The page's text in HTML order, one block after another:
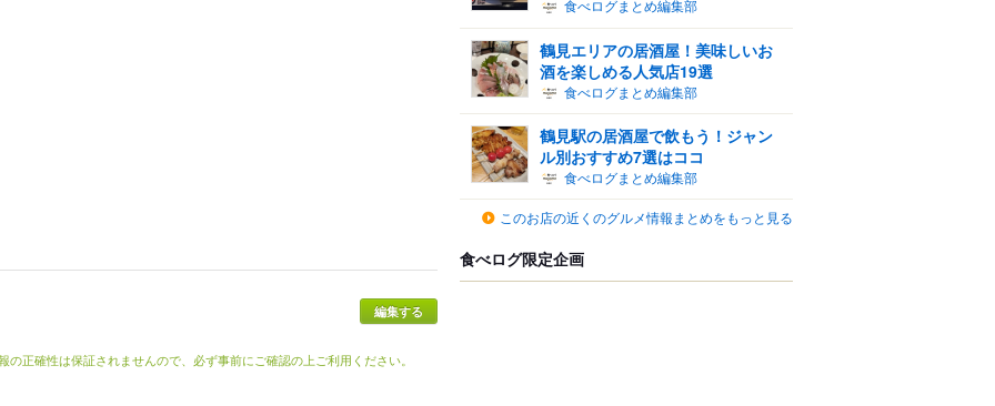
編集する
の正確性は保証されませんので、必ず事前にご確認の上ご利用ください。
食べログまとめ編集部
鶴見エリアの居酒屋！美味しいお
酒を楽しめる人気店19選
食べログまとめ編集部
鶴見駅の居酒屋で飲もう！ジャン
ル別おすすめ7選はココ
食べログまとめ編集部
このお店の近くのグルメ情報まとめをもっと見る
食べログ限定企画